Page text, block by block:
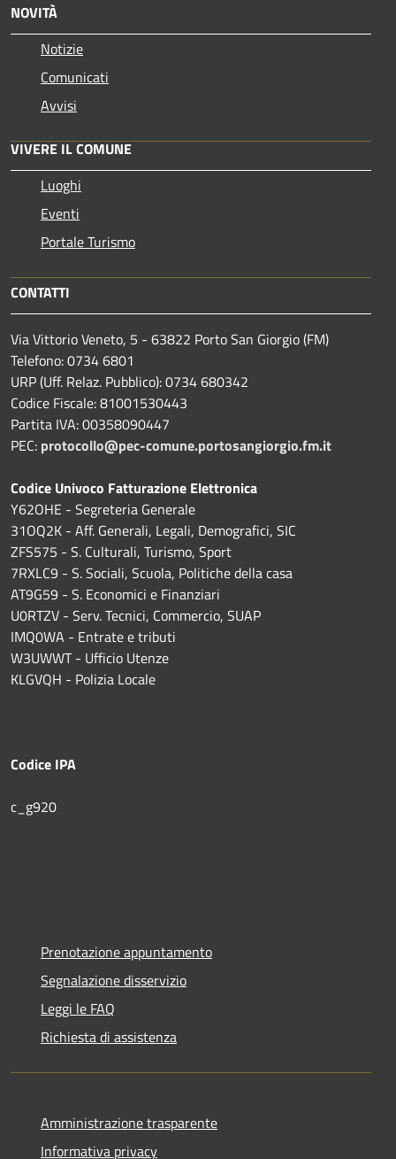
NOVITÀ
Notizie
Comunicati
Avvisi
VIVERE IL COMUNE
Luoghi
Eventi
Portale Turismo
CONTATTI
Via Vittorio Veneto, 5 - 63822 Porto San Giorgio (FM)
Telefono: 0734 6801
URP (Uff. Relaz. Pubblico): 0734 680342
Codice Fiscale: 81001530443
Partita IVA: 00358090447
PEC: protocollo@pec-comune.portosangiorgio.fm.it
Codice Univoco Fatturazione Elettronica
Y62OHE - Segreteria Generale
31OQ2K - Aff. Generali, Legali, Demografici, SIC
ZFS575 - S. Culturali, Turismo, Sport
7RXLC9 - S. Sociali, Scuola, Politiche della casa
AT9G59 - S. Economici e Finanziari
U0RTZV - Serv. Tecnici, Commercio, SUAP
IMQ0WA - Entrate e tributi
W3UWWT - Ufficio Utenze
KLGVQH - Polizia Locale
Codice IPA
c_g920
Prenotazione appuntamento
Segnalazione disservizio
Leggi le FAQ
Richiesta di assistenza
Amministrazione trasparente
Informativa privacy